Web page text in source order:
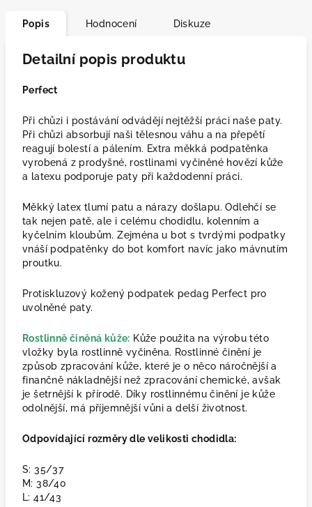
Popis Hodnocení Diskuze
Detailní popis produktu
Perfect
Při chůzi i postávání odvádějí nejtěžší práci naše paty.
Při chůzi absorbují naši tělesnou váhu a na přepětí
reagují bolestí a pálením. Extra měkká podpatěnka
vyrobená z prodyšné, rostlinami vyčiněné hovězí kůže
a latexu podporuje paty při každodenní práci.
Měkký latex tlumí patu a nárazy došlapu. Odlehčí se
tak nejen patě, ale i celému chodidlu, kolenním a
kyčelním kloubům. Zejména u bot s tvrdými podpatky
vnáší podpatěnky do bot komfort navíc jako mávnutím
proutku.
Protiskluzový kožený podpatek pedag Perfect pro
uvolněné paty.
Rostlinně činěná kůže: Kůže použita na výrobu této
vložky byla rostlinně vyčiněna. Rostlinné činění je
způsob zpracování kůže, které je o něco náročnější a
finančně nákladnější než zpracování chemické, avšak
je šetrnější k přírodě. Díky rostlinnému činění je kůže
odolnější, má příjemnější vůni a delší životnost.
Odpovídající rozměry dle velikosti chodidla:
S: 35/37
M: 38/40
L: 41/43